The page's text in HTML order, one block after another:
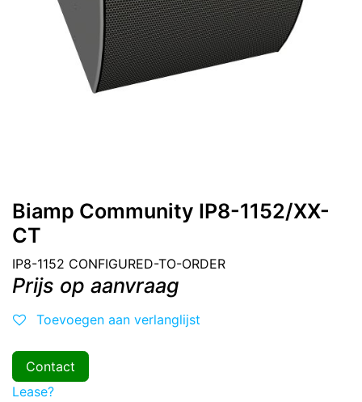
Biamp Community IP8-1152/XX-
CT
IP8-1152 CONFIGURED-TO-ORDER
Prijs op aanvraag
Toevoegen aan verlanglijst
Contact
Lease?